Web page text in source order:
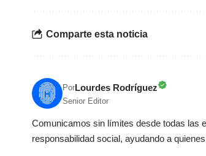
Comparte esta noticia
PorLourdes Rodríguez
Senior Editor
Comunicamos sin límites desde todas las
responsabilidad social, ayudando a